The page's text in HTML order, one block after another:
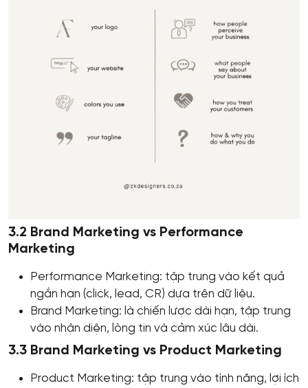
3.2 Brand Marketing vs Performance
Marketing
Performance Marketing: tập trung vào kết quả
ngắn hạn (click, lead, CR) dựa trên dữ liệu.
Brand Marketing: là chiến lược dài hạn, tập trung
vào nhận diện, lòng tin và cảm xúc lâu dài.
3.3 Brand Marketing vs Product Marketing
Product Marketing: tập trung vào tính năng, lợi ích